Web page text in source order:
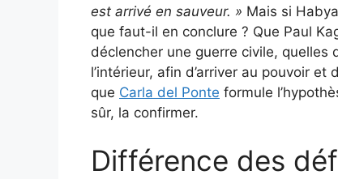
est arrivé en sauveur. » Mais si
que faut-il en conclure ? Que Paul
déclencher une guerre civile, quelles
l’intérieur, afin d’arriver au pouvoir et
que Carla del Ponte formule
sûr, la confirmer.
Différence des